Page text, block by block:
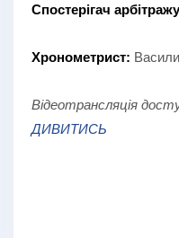
Спостерігач
Хронометрист:
Відеотрансляція
ДИВИТИСЬ